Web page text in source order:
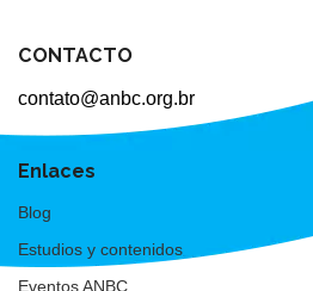
CONTACTO
contato@anbc.org.br
Enlaces
Blog
Estudios y contenidos
Eventos ANBC